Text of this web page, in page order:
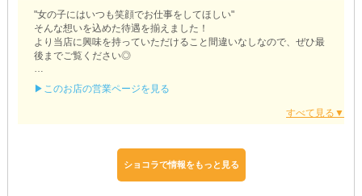
"女の子にはいつも笑顔でお仕事をしてほしい"
そんな想いを込めた待遇を揃えました！
より当店に興味を持っていただけること間違いなしなので、ぜひ最
後までご覧ください◎
お財布がいつでも潤った、余裕のある生活を送れますよ♪
▶このお店の営業ページを見る
ショコラで情報をもっと見る